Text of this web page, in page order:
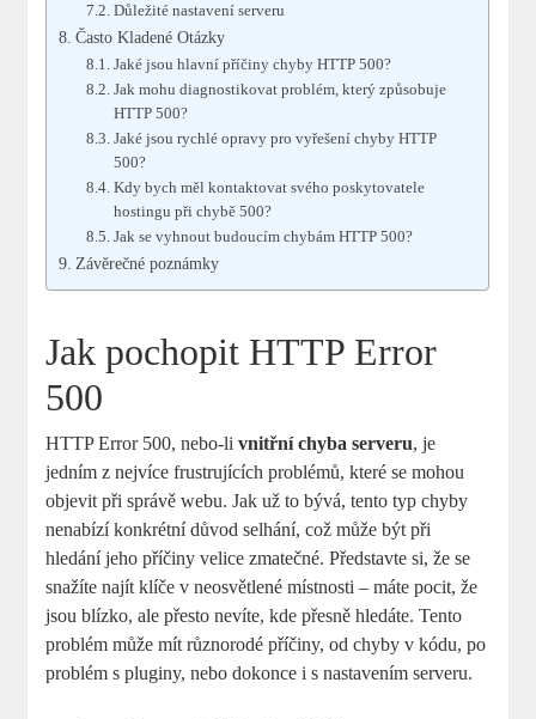
Důležité nastavení serveru
Často Kladené Otázky
Jaké jsou hlavní příčiny chyby HTTP 500?
Jak mohu diagnostikovat problém, který způsobuje
HTTP 500?
Jaké jsou rychlé opravy pro vyřešení chyby HTTP
500?
Kdy bych měl kontaktovat svého poskytovatele
hostingu při chybě 500?
Jak se vyhnout budoucím chybám HTTP 500?
Závěrečné poznámky
Jak pochopit HTTP Error
500
HTTP Error 500, nebo-livnitřní chyba serveru, je
jedním z nejvíce frustrujících problémů, které se mohou
objevit při správě webu. Jak už to bývá, tento typ chyby
nenabízí konkrétní důvod selhání, což může být při
hledání jeho příčiny velice zmatečné. Představte si, že se
snažíte najít klíče v neosvětlené místnosti – máte pocit, že
jsou blízko, ale přesto nevíte, kde přesně hledáte. Tento
problém může mít různorodé příčiny, od chyby v kódu, po
problém s pluginy, nebo dokonce i s nastavením serveru.